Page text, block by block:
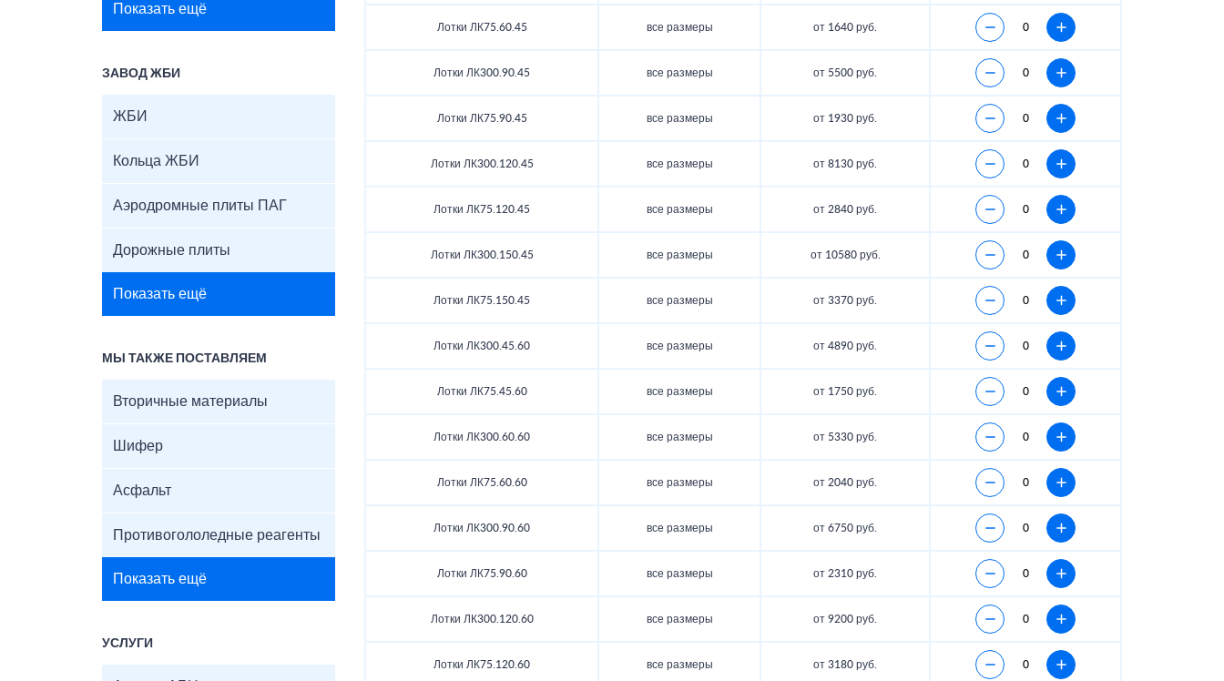
Показать ещё
ЗАВОД ЖБИ
ЖБИ
Кольца ЖБИ
Аэродромные плиты ПАГ
Дорожные плиты
Показать ещё
МЫ ТАКЖЕ ПОСТАВЛЯЕМ
Вторичные материалы
Шифер
Асфальт
Противогололедные реагенты
Показать ещё
УСЛУГИ
Лотки ЛК75.60.45 все размеры от 1640 руб.
Лотки ЛК300.90.45 все размеры от 5500 руб.
Лотки ЛК75.90.45 все размеры от 1930 руб.
Лотки ЛК300.120.45 все размеры от 8130 руб.
Лотки ЛК75.120.45 все размеры от 2840 руб.
Лотки ЛК300.150.45 все размеры от 10580 руб.
Лотки ЛК75.150.45 все размеры от 3370 руб.
Лотки ЛК300.45.60 все размеры от 4890 руб.
Лотки ЛК75.45.60 все размеры от 1750 руб.
Лотки ЛК300.60.60 все размеры от 5330 руб.
Лотки ЛК75.60.60 все размеры от 2040 руб.
Лотки ЛК300.90.60 все размеры от 6750 руб.
Лотки ЛК75.90.60 все размеры от 2310 руб.
Лотки ЛК300.120.60 все размеры от 9200 руб.
Лотки ЛК75.120.60 все размеры от 3180 руб.